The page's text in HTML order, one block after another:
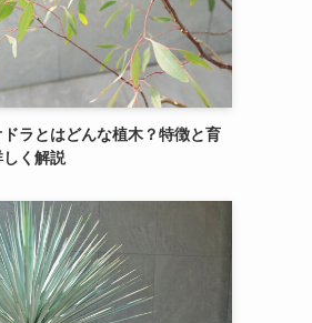
ラとはどんな植木？特徴と育
く解説